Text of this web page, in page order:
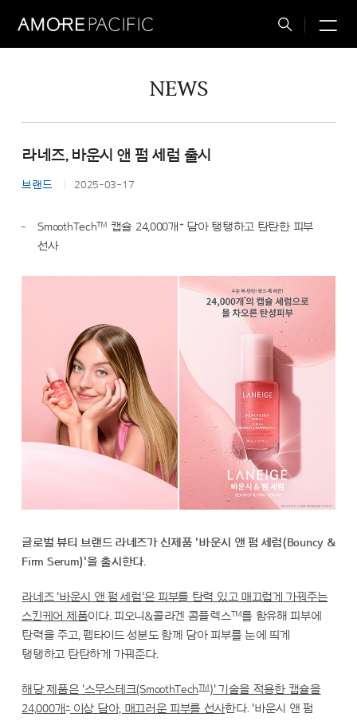
Total
NEWS
라네즈, 바운시 앤 펌 세럼 출시
브랜드 2025-03-17
SmoothTech™ 캡슐 24,000개 * 담아 탱탱하고 탄탄한 피부
선사
글로벌 뷰티 브랜드 라네즈가 신제품 '바운시 앤 펌 세럼(Bouncy &
Firm Serum)'을 출시한다.
라네즈 '바운시 앤 펌 세럼'은 피부를 탄력 있고 매끄럽게 가꿔주는
스킨케어 제품이다. 피오니&콜라겐 콤플렉스™를 함유해 피부에
탄력을 주고, 펩타이드 성분도 함께 담아 피부를 눈에 띄게
탱탱하고 탄탄하게 가꿔준다.
해당 제품은 '스무스테크(SmoothTech™)' 기술을 적용한 캡슐을
24,000개* 이상 담아, 매끄러운 피부를 선사한다. '바운시 앤 펌